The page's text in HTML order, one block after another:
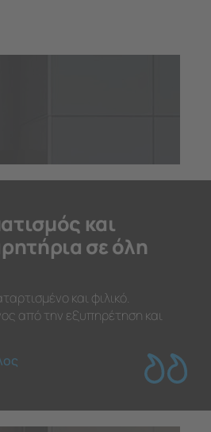
και
σε όλη
και φιλικό.
από την εξυπηρέτηση και